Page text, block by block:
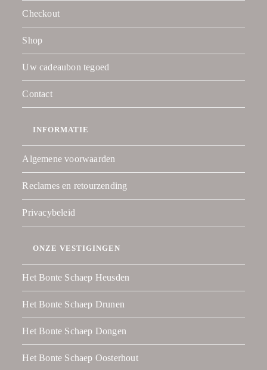
Checkout
Shop
Uw cadeaubon tegoed
Contact
INFORMATIE
Algemene voorwaarden
Reclames en retourzending
Privacybeleid
ONZE VESTIGINGEN
Het Bonte Schaep Heusden
Het Bonte Schaep Drunen
Het Bonte Schaep Dongen
Het Bonte Schaep Oosterhout